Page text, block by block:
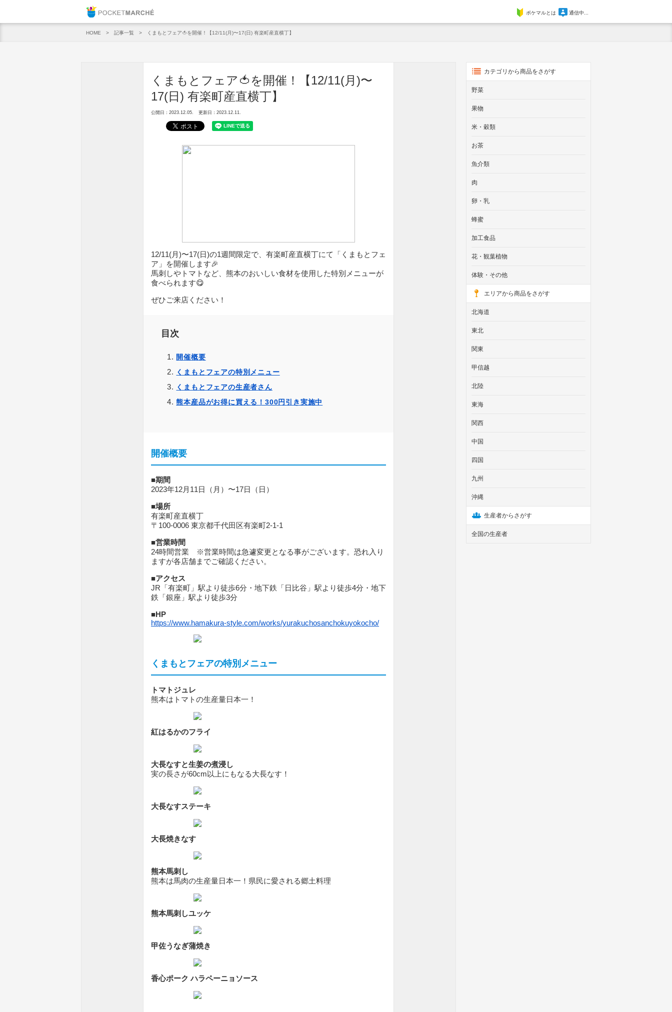
ポケマルとは 通信中...
HOME 記事一覧 くまもとフェア🍅を開催！【12/11(月)〜17(日) 有楽町産直横丁】
くまもとフェア🍅を開催！【12/11(月)〜
17(日) 有楽町産直横丁】
公開日：2023.12.05. 更新日：2023.12.11.
12/11(月)〜17(日)の1週間限定で、有楽町産直横丁にて「くまもとフェ
ア」を開催します🎉
馬刺しやトマトなど、熊本のおいしい食材を使用した特別メニューが
食べられます😋
ぜひご来店ください！
目次
開催概要
くまもとフェアの特別メニュー
くまもとフェアの生産者さん
熊本産品がお得に買える！300円引き実施中
開催概要
■期間
2023年12月11日（月）〜17日（日）
■場所
有楽町産直横丁
〒100-0006 東京都千代田区有楽町2-1-1
■営業時間
24時間営業 ※営業時間は急遽変更となる事がございます。恐れ入り
ますが各店舗までご確認ください。
■アクセス
JR「有楽町」駅より徒歩6分・地下鉄「日比谷」駅より徒歩4分・地下
鉄「銀座」駅より徒歩3分
■HP
https://www.hamakura-style.com/works/yurakuchosanchokuyokocho/
くまもとフェアの特別メニュー
トマトジュレ
熊本はトマトの生産量日本一！
紅はるかのフライ
大長なすと生姜の煮浸し
実の長さが60cm以上にもなる大長なす！
大長なすステーキ
大長焼きなす
熊本馬刺し
熊本は馬肉の生産量日本一！県民に愛される郷土料理
熊本馬刺しユッケ
甲佐うなぎ蒲焼き
香心ポーク ハラペーニョソース
カテゴリから商品をさがす
野菜
果物
米・穀類
お茶
魚介類
肉
卵・乳
蜂蜜
加工食品
花・観葉植物
体験・その他
エリアから商品をさがす
北海道
東北
関東
甲信越
北陸
東海
関西
中国
四国
九州
沖縄
生産者からさがす
全国の生産者